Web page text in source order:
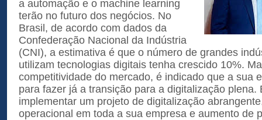
a automação e o machine learning
terão no futuro dos negócios. No
Brasil, de acordo com dados da
Confederação Nacional da Indústria
(CNI), a estimativa é que o número de grandes
utilizam tecnologias digitais tenha crescido 10%.
competitividade do mercado, é indicado que a sua
para fazer já a transição para a digitalização plena.
implementar um projeto de digitalização
operacional em toda a sua empresa e aumento de